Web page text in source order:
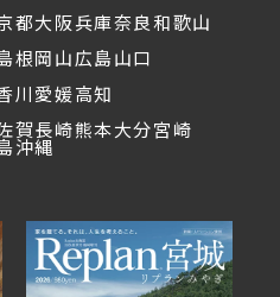
都大阪兵庫奈良和歌山
根岡山広島山口
川愛媛高知
賀長崎熊本大分宮崎
沖縄